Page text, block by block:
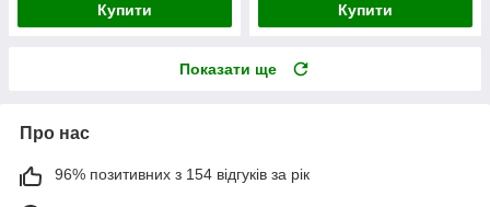
Купити Купити
Показати ще
Про нас
96% позитивних з 154 відгуків за рік